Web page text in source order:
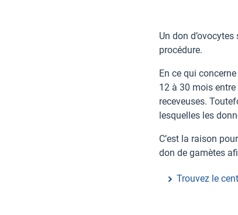
Un don
procédure.
En ce qui
12 à 30 mois
receveuses.
lesquelles les
C’est la raison
don de gamètes
Trouvez le